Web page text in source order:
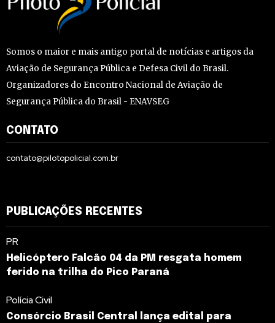
Somos o maior e mais antigo portal de notícias e artigos da
Aviação de Segurança Pública e Defesa Civil do Brasil.
Organizadores do Encontro Nacional de Aviação de
Segurança Pública do Brasil - ENAVSEG
CONTATO
contato@pilotopolicial.com.br
PUBLICAÇÕES RECENTES
PR
Helicóptero Falcão 04 da PM resgata homem
ferido na trilha do Pico Paraná
Polícia Civil
Consórcio Brasil Central lança edital para